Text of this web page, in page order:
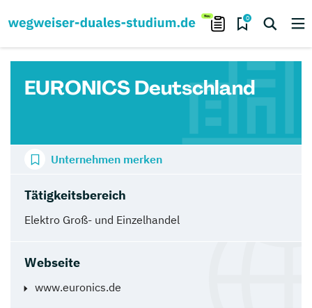
0
EURONICS Deutschland
Tätigkeitsbereich
Elektro Groß- und Einzelhandel
Webseite
www.euronics.de
Unternehmen merken